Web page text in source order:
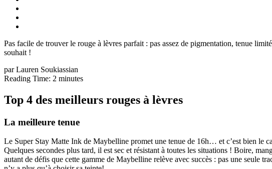
Pas facile de trouver le rouge à lèvres parfait : pas assez de pigmentation, tenue
souhait !
par Lauren Soukiassian
Reading Time: 2 minutes
Top 4 des meilleurs rouges à lèvres
La meilleure tenue
Le Super Stay Matte Ink de Maybelline promet une tenue de 16h… et c’est bien le
Quelques secondes plus tard, il est sec et résistant à toutes les situations ! Boire,
autant de défis que cette gamme de Maybelline relève avec succès : pas une seule